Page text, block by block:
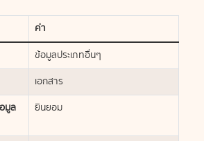
ค่า
ข้อมูลประเภทอื่นๆ
เอกสาร
มูล
ยินยอม